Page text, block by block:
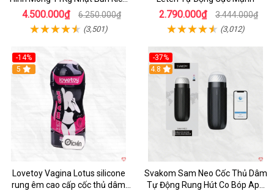
Thước Như Thật
4.500.000₫ 6.250.000₫
(3,501)
2.790.000₫ 3.444.000₫
(3,012)
-14%
Hot
5
Lovetoy Vagina Lotus silicone
rung êm cao cấp cốc thủ dâm
-37%
4.8
Svakom Sam Neo Cốc Thủ Dâm
Tự Động Rung Hút Co Bóp App